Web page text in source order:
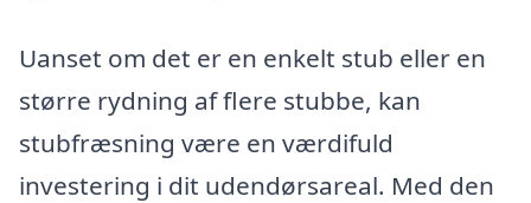
Uanset om det er en enkelt stub eller en
større rydning af flere stubbe, kan
stubfræsning være en værdifuld
investering i dit udendørsareal. Med den